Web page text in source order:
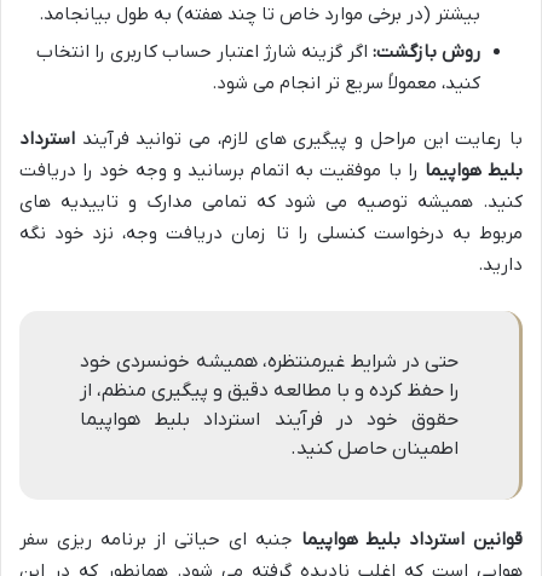
بیشتر (در برخی موارد خاص تا چند هفته) به طول بیانجامد.
روش بازگشت: اگر گزینه شارژ اعتبار حساب کاربری را انتخاب
کنید، معمولاً سریع تر انجام می شود.
با رعایت این مراحل و پیگیری های لازم، می توانید فرآیند استرداد
بلیط هواپیما را با موفقیت به اتمام برسانید و وجه خود را دریافت
کنید. همیشه توصیه می شود که تمامی مدارک و تاییدیه های
مربوط به درخواست کنسلی را تا زمان دریافت وجه، نزد خود نگه
دارید.
حتی در شرایط غیرمنتظره، همیشه خونسردی خود
را حفظ کرده و با مطالعه دقیق و پیگیری منظم، از
حقوق خود در فرآیند استرداد بلیط هواپیما
اطمینان حاصل کنید.
قوانین استرداد بلیط هواپیما جنبه ای حیاتی از برنامه ریزی سفر
هوایی است که اغلب نادیده گرفته می شود. همانطور که در این